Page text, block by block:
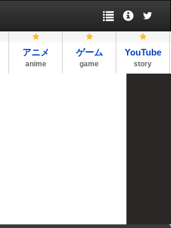
アニメ
anime
ゲーム
game
YouTube
story